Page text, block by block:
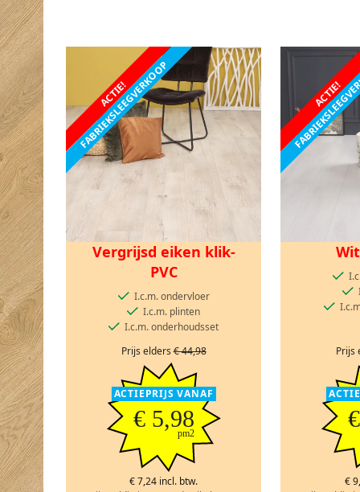
ACTIE!
FABRIEKSLEEGVERKOOP
Vergrijsd eiken klik-
PVC
I.c.m. ondervloer
I.c.m. plinten
I.c.m. onderhoudsset
Prijs elders€ 44,98
ACTIEPRIJS VANAF
€ 5,98
pm2
€ 7,24 incl. btw.
ACTIE!
Prijs
€